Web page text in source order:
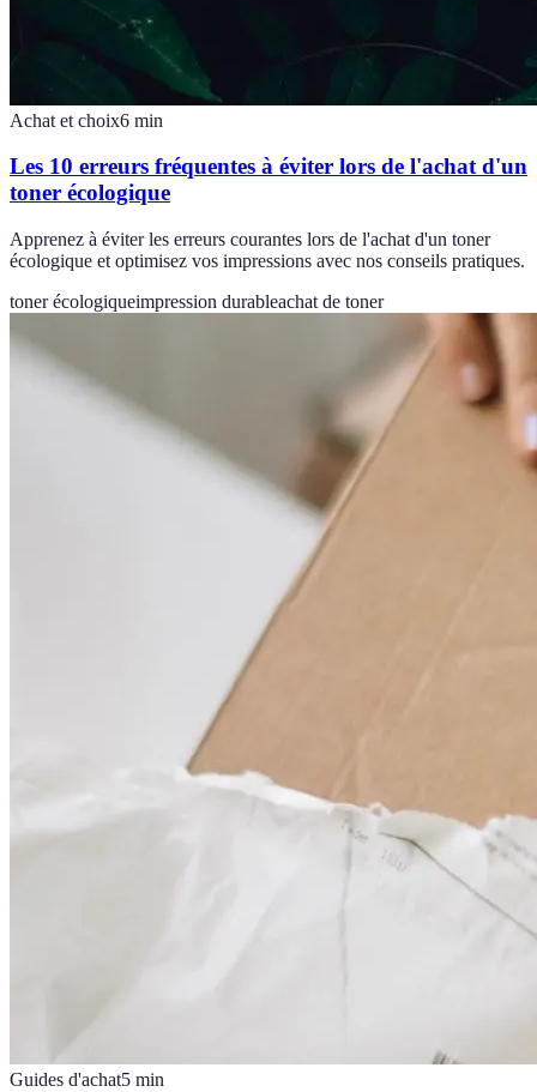
Achat et choix6 min
Les 10 erreurs fréquentes à éviter lors de l'achat d'un
toner écologique
Apprenez à éviter les erreurs courantes lors de l'achat d'un toner
écologique et optimisez vos impressions avec nos conseils pratiques.
toner écologiqueimpression durableachat de toner
Guides d'achat5 min